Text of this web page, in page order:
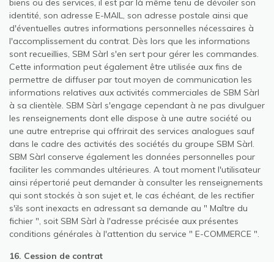
biens ou des services, il est par là même tenu de dévoiler son
identité, son adresse E-MAIL, son adresse postale ainsi que
d'éventuelles autres informations personnelles nécessaires à
l'accomplissement du contrat. Dès lors que les informations
sont recueillies, SBM Sàrl s'en sert pour gérer les commandes.
Cette information peut également être utilisée aux fins de
permettre de diffuser par tout moyen de communication les
informations relatives aux activités commerciales de SBM Sàrl
à sa clientèle. SBM Sàrl s'engage cependant à ne pas divulguer
les renseignements dont elle dispose à une autre société ou
une autre entreprise qui offrirait des services analogues sauf
dans le cadre des activités des sociétés du groupe SBM Sàrl.
SBM Sàrl conserve également les données personnelles pour
faciliter les commandes ultérieures. A tout moment l'utilisateur
ainsi répertorié peut demander à consulter les renseignements
qui sont stockés à son sujet et, le cas échéant, de les rectifier
s'ils sont inexacts en adressant sa demande au " Maître du
fichier ", soit SBM Sàrl à l'adresse précisée aux présentes
conditions générales à l'attention du service " E-COMMERCE ".
16. Cession de contrat